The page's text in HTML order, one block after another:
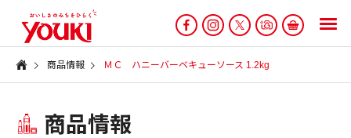
商品情報 ＭＣ ハニーバーベキューソース 1.2kg
商品情報